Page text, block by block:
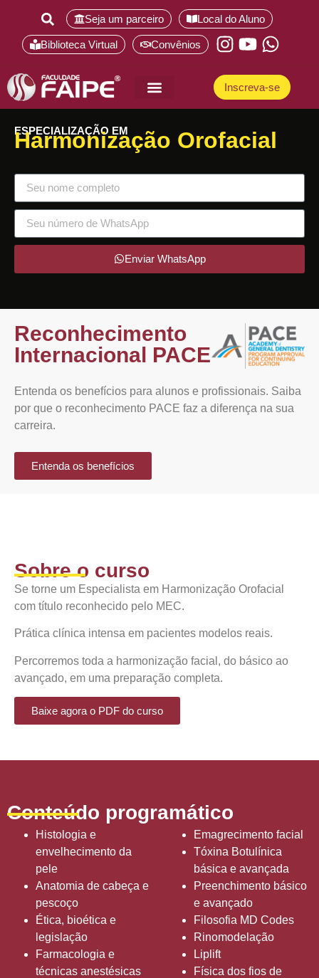
Seja um parceiro Local do Aluno
Biblioteca Virtual Convênios
Inscreva-se
Curso de graduação
ESPECIALIZAÇÃO EM
Harmonização Orofacial
Enviar WhatsApp
Reconhecimento
Internacional PACE
Entenda os benefícios para alunos e profissionais. Saiba
por que o reconhecimento PACE faz a diferença na sua
carreira.
Entenda os benefícios
Sobre o curso
Se torne um Especialista em Harmonização Orofacial
com título reconhecido pelo MEC.
Prática clínica intensa em pacientes modelos reais.
Percorremos toda a harmonização facial, do básico ao
avançado, em uma preparação completa.
Baixe agora o PDF do curso
Conteúdo programático
Histologia e
envelhecimento da
pele
Anatomia de cabeça e
pescoço
Ética, bioética e
legislação
Farmacologia e
técnicas anestésicas
Emagrecimento facial
Tóxina Botulínica
básica e avançada
Preenchimento básico
e avançado
Filosofia MD Codes
Rinomodelação
Liplift
Física dos fios de